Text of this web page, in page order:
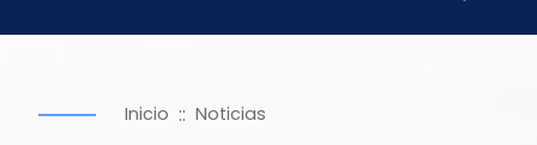
Inicio :: Noticias